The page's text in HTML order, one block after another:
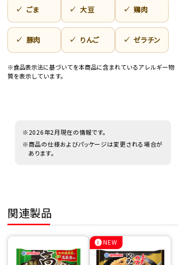
ごま 大豆 鶏肉
豚肉 りんご ゼラチン
※食品表示法に基づいてを本商品に含まれているアレルギー物
質を表示しています。
※2026年2月現在の情報です。
※商品の仕様およびパッケージは変更される場合が
あります。
関連製品
NEW